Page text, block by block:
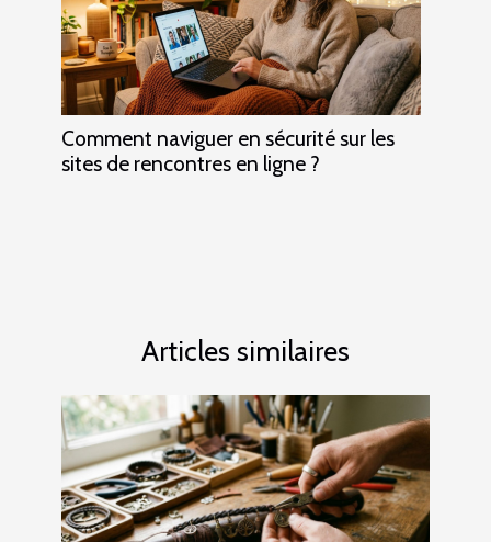
Comment naviguer en sécurité sur les
sites de rencontres en ligne ?
Articles similaires